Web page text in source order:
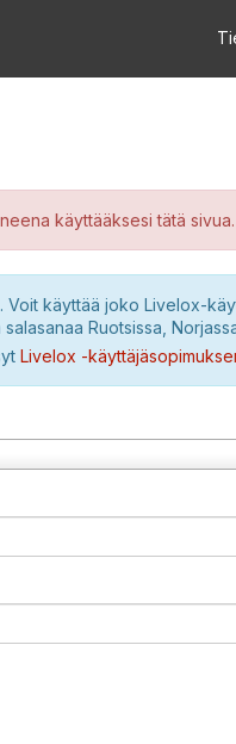
käyttääksesi tätä sivua.
Voit käyttää joko Livelox-
Ruotsissa,
Livelox -